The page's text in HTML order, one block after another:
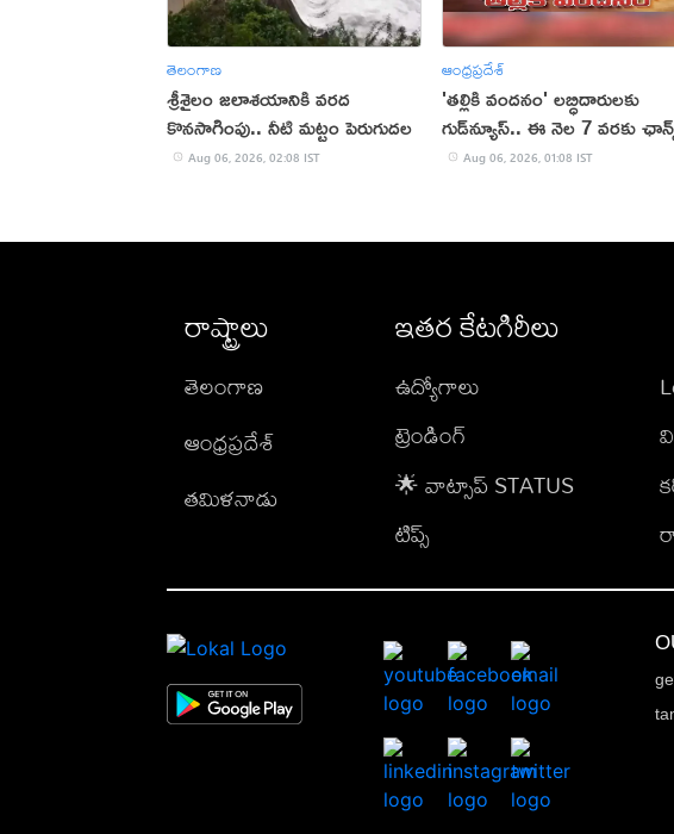
తెలంగాణ
శ్రీశైలం జలాశయానికి వరద
కొనసాగింపు.. నీటి మట్టం పెరుగుదల
Aug 06, 2026, 02:08 IST
ఆంధ్రప్రదేశ్
'తల్లికి వందనం' లబ్ధిదారులకు
గుడ్‌న్యూస్.. ఈ నెల 7 వరకు
Aug 06, 2026, 01:08 IST
రాష్ట్రాలు
తెలంగాణ
ఆంధ్రప్రదేశ్
తమిళనాడు
ఇతర కేటగిరీలు
ఉద్యోగాలు
ట్రెండింగ్
🌟 వాట్సాప్ STATUS
టిప్స్